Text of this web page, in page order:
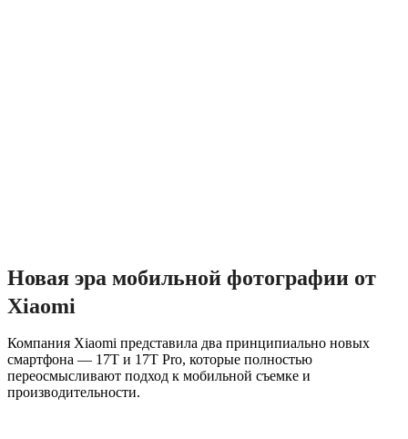
Новая эра мобильной фотографии от
Xiaomi
Компания Xiaomi представила два принципиально новых
смартфона — 17T и 17T Pro, которые полностью
переосмысливают подход к мобильной съемке и
производительности.